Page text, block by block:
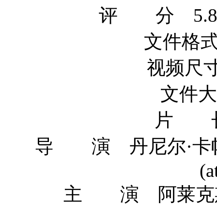
评 分 5.8/
文件格
视频尺
文件
片
导 演 丹尼尔·卡帕
主 演 阿莱克斯